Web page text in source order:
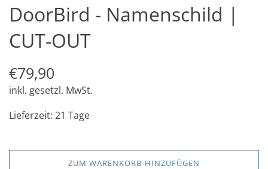
DoorBird - Namenschild |
CUT-OUT
€79,90
inkl. gesetzl. MwSt.
Lieferzeit: 21 Tage
ZUM WARENKORB HINZUFÜGEN